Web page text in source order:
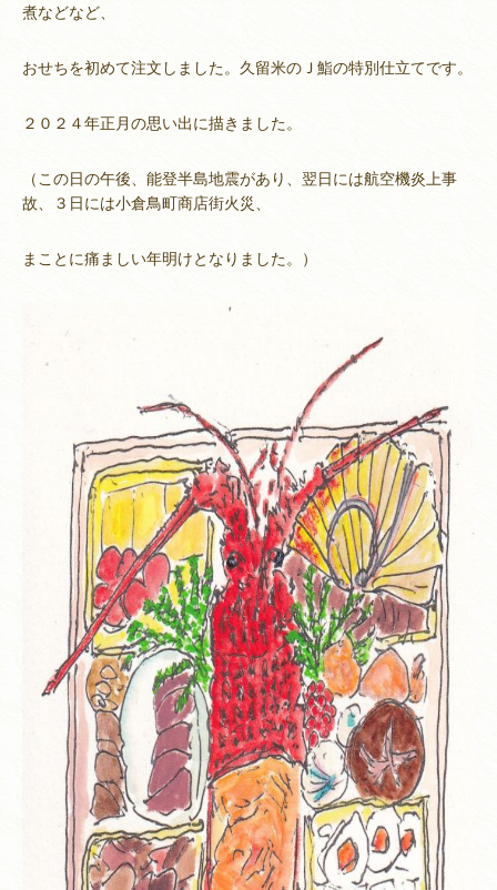
煮などなど、
おせちを初めて注文しました。久留米のＪ鮨の特別仕立てです。
２０２４年正月の思い出に描きました。
（この日の午後、能登半島地震があり、翌日には航空機炎上事
故、３日には小倉鳥町商店街火災、
まことに痛ましい年明けとなりました。）